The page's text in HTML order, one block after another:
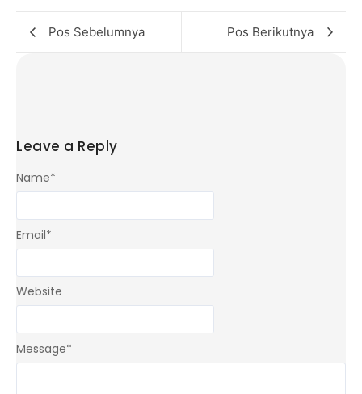
Pos Sebelumnya Pos Berikutnya
Leave a Reply
Message*
Name*
Email*
Website